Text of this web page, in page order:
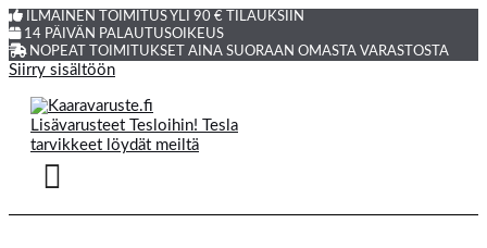
ILMAINEN TOIMITUS YLI 90 € TILAUKSIIN
14 PÄIVÄN PALAUTUSOIKEUS
NOPEAT TOIMITUKSET AINA SUORAAN OMASTA VARASTOSTA
Siirry sisältöön